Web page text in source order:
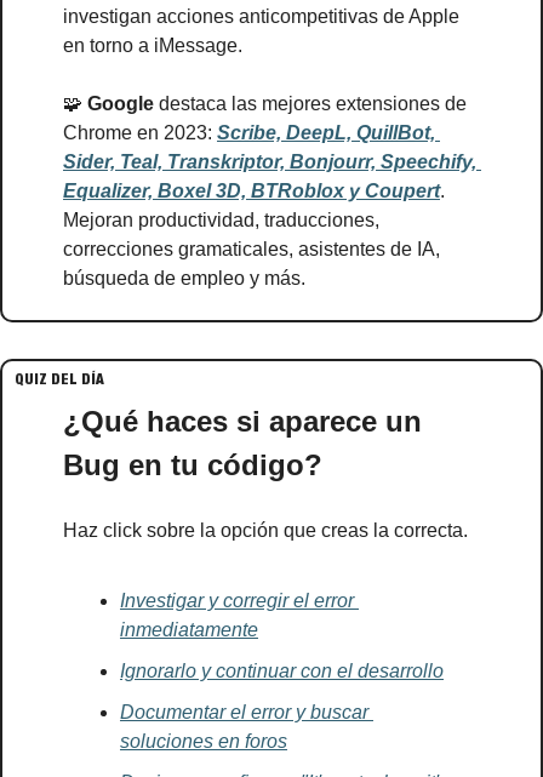
investigan acciones anticompetitivas de Apple
en torno a iMessage.
🧩 Google destaca las mejores extensiones de
Chrome en 2023: Scribe, DeepL, QuillBot,
Sider, Teal, Transkriptor, Bonjourr, Speechify,
Equalizer, Boxel 3D, BTRoblox y Coupert.
Mejoran productividad, traducciones,
correcciones gramaticales, asistentes de IA,
búsqueda de empleo y más.
QUIZ DEL DÍA
¿Qué haces si aparece un
Bug en tu código?
Haz click sobre la opción que creas la correcta.
Investigar y corregir el error
inmediatamente
Ignorarlo y continuar con el desarrollo
Documentar el error y buscar
soluciones en foros